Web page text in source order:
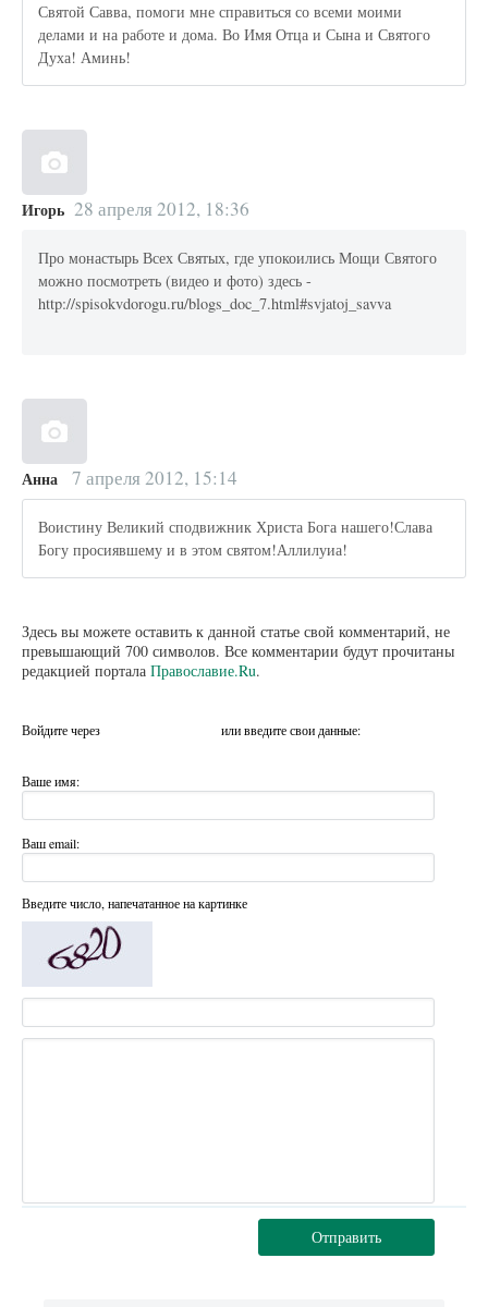
Святой Савва, помоги мне справиться со всеми моими
делами и на работе и дома. Во Имя Отца и Сына и Святого
Духа! Аминь!
Игорь 28 апреля 2012, 18:36
Про монастырь Всех Святых, где упокоились Мощи Святого
можно посмотреть (видео и фото) здесь -
http://spisokvdorogu.ru/blogs_doc_7.html#svjatoj_savva
Анна 7 апреля 2012, 15:14
Воистину Великий сподвижник Христа Бога нашего!Слава
Богу просиявшему и в этом святом!Аллилуиа!
Здесь вы можете оставить к данной статье свой комментарий, не
превышающий 700 символов. Все комментарии будут прочитаны
редакцией портала Православие.Ru.
Войдите через или введите свои данные:
Ваше имя:
Ваш email:
Введите число, напечатанное на картинке
Отправить